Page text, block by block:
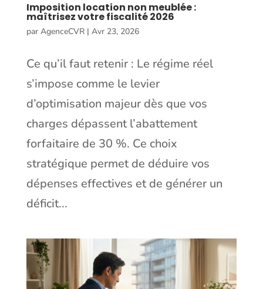
Imposition location non meublée :
maîtrisez votre fiscalité 2026
par AgenceCVR| Avr 23, 2026
Ce qu’il faut retenir : Le régime réel
s’impose comme le levier
d’optimisation majeur dès que vos
charges dépassent l’abattement
forfaitaire de 30 %. Ce choix
stratégique permet de déduire vos
dépenses effectives et de générer un
déficit...